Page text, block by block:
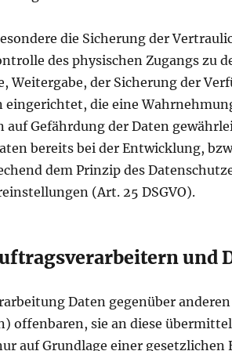
die Sicherung der
des physischen Zugangs zu
Weitergabe, der Sicherung der
eingerichtet, die eine
auf Gefährdung der Daten
bereits bei der Entwicklung,
dem Prinzip des
(Art. 25 DSGVO).
und
Daten gegenüber
offenbaren, sie an diese
auf Grundlage einer gesetzlichen